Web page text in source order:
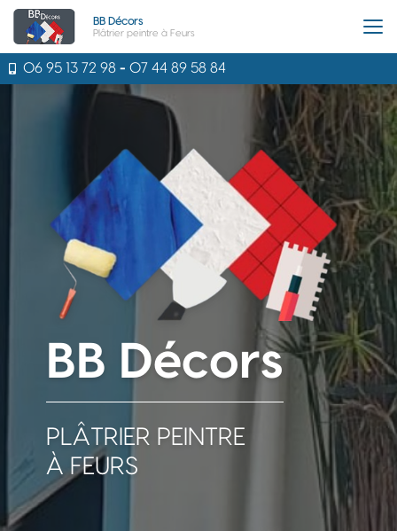
Aller
contenu
06 95 13 72 98 -07 44 89 58 84
BB Décors
Plâtrier peintre à Feurs
BB Décors
PLÂTRIER PEINTRE
À FEURS